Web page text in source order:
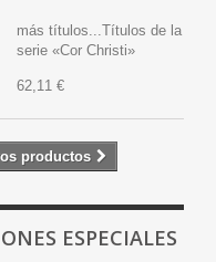
más títulos...Títulos de la
serie «Cor Christi»
62,11 €
productos
ESPECIALES